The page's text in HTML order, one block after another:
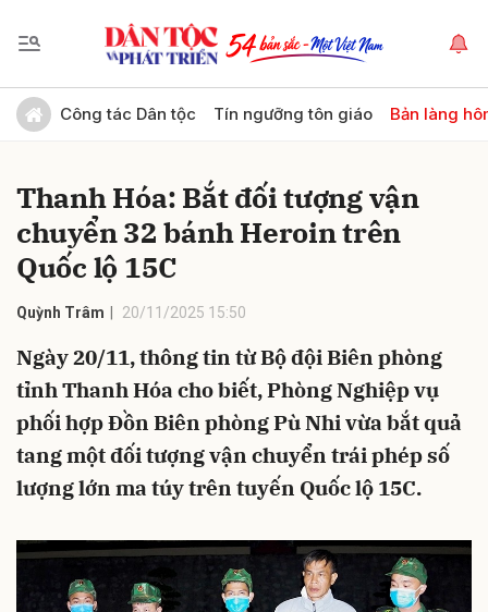
Công tác Dân tộc Tín ngưỡng tôn giáo Bản làng
Thanh Hóa: Bắt đối tượng vận
chuyển 32 bánh Heroin trên
Quốc lộ 15C
Quỳnh Trâm 20/11/2025 15:50
Ngày 20/11, thông tin từ Bộ đội Biên phòng
tỉnh Thanh Hóa cho biết, Phòng Nghiệp vụ
phối hợp Đồn Biên phòng Pù Nhi vừa bắt quả
tang một đối tượng vận chuyển trái phép số
lượng lớn ma túy trên tuyến Quốc lộ 15C.
Gửi bình luận